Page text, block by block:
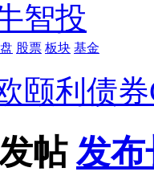
智投
股票 板块 基金
颐利债券
帖 发布